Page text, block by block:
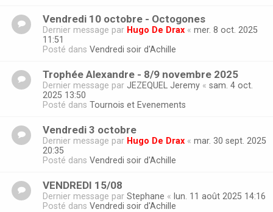
Vendredi 10 octobre - Octogones
Dernier message par Hugo De Drax « mer. 8 oct. 2025
11:51
Posté dans Vendredi soir d'Achille
Trophée Alexandre - 8/9 novembre 2025
Dernier message par JEZEQUEL Jeremy « sam. 4 oct.
2025 13:50
Posté dans Tournois et Evenements
Vendredi 3 octobre
Dernier message par Hugo De Drax « mar. 30 sept. 2025
20:35
Posté dans Vendredi soir d'Achille
VENDREDI 15/08
Dernier message par Stephane « lun. 11 août 2025 14:16
Posté dans Vendredi soir d'Achille